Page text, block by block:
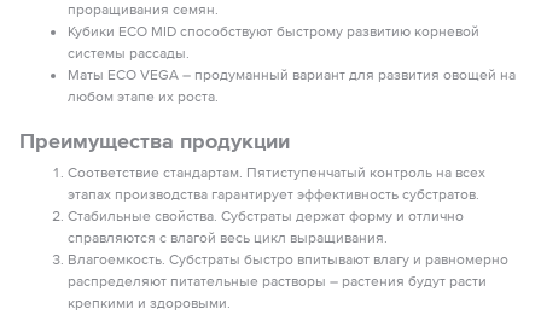
проращивания семян.
Кубики ECO MID способствуют быстрому развитию корневой
системы рассады.
Маты ECO VEGA – продуманный вариант для развития овощей на
любом этапе их роста.
Преимущества продукции
Соответствие стандартам. Пятиступенчатый контроль на всех
этапах производства гарантирует эффективность субстратов.
Стабильные свойства. Субстраты держат форму и отлично
справляются с влагой весь цикл выращивания.
Влагоемкость. Субстраты быстро впитывают влагу и равномерно
распределяют питательные растворы – растения будут расти
крепкими и здоровыми.